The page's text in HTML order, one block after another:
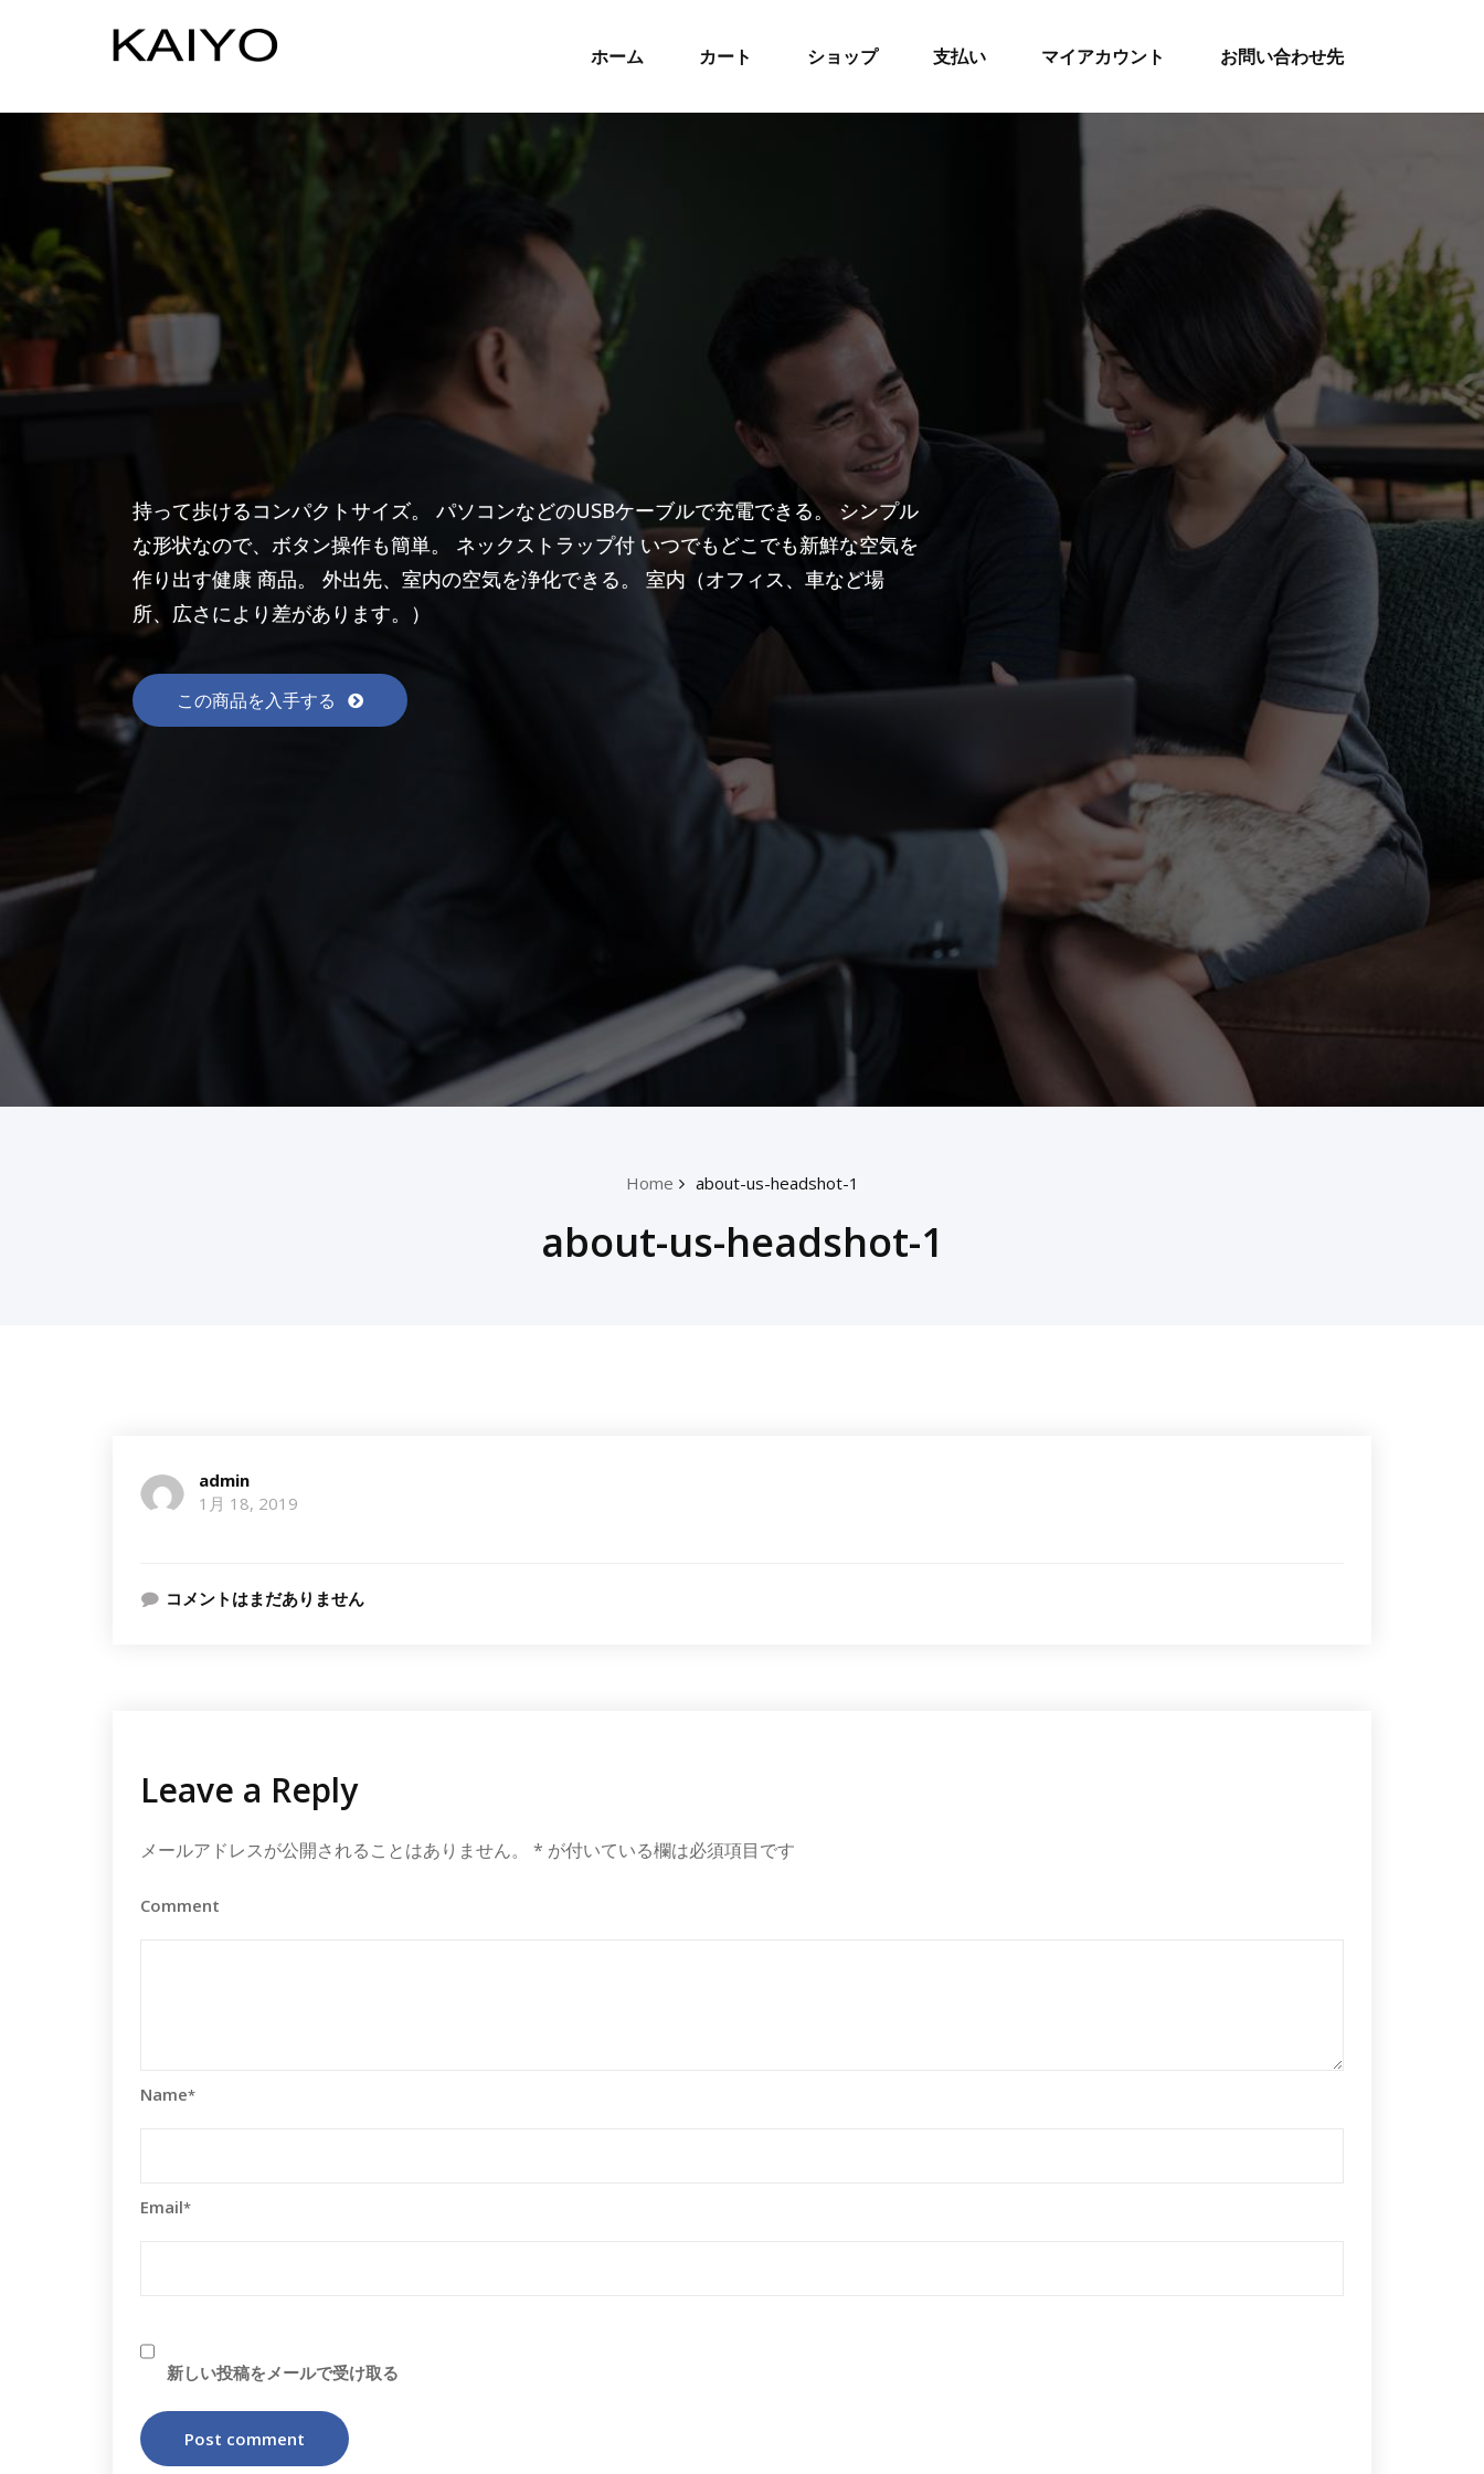
ホーム カート ショップ 支払い マイアカウント お問い合わせ先
持って歩けるコンパクトサイズ。 パソコンなどのUSBケーブルで充電できる。 シンプル
な形状なので、ボタン操作も簡単。 ネックストラップ付 いつでもどこでも新鮮な空気を
作り出す健康 商品。 外出先、室内の空気を浄化できる。 室内（オフィス、車など場
所、広さにより差があります。）
この商品を入手する
Home about-us-headshot-1
about-us-headshot-1
admin
1月 18, 2019
コメントはまだありません
Leave a Reply
メールアドレスが公開されることはありません。 * が付いている欄は必須項目です
Comment
Name*
Email*
新しい投稿をメールで受け取る